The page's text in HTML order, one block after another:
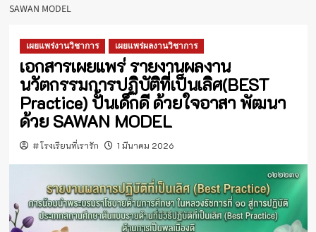
SAWAN MODEL
เผยแพร่งานวิชาการ เผยแพร่ผลงานวิชาการ
เอกสารเผยแพร่ รายงานผลงาน
นวัตกรรมการปฏิบัติที่เป็นเลิศ(BEST
Practice) ปั้นเด็กดี ด้วยใจอาสา พัฒนา
ด้วย SAWAN MODEL
#โรงเรียนที่เรารัก 1 มีนาคม 2026